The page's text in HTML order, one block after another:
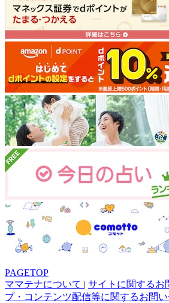
PAGETOP
ママテナについて | サイトに関するお
プ・コンテンツ配信等に関するお問